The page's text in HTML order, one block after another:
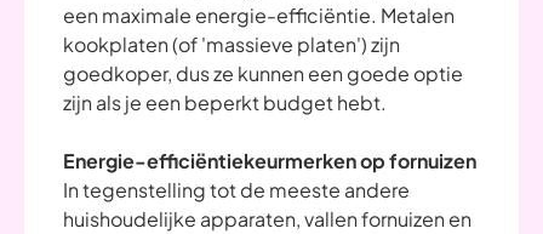
een maximale energie-efficiëntie. Metalen
kookplaten (of 'massieve platen') zijn
goedkoper, dus ze kunnen een goede optie
zijn als je een beperkt budget hebt.
Energie-efficiëntiekeurmerken op fornuizen
In tegenstelling tot de meeste andere
huishoudelijke apparaten, vallen fornuizen en